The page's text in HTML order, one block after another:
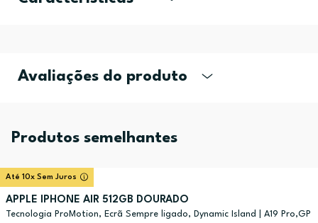
Avaliações do produto
Produtos semelhantes
Até 10x Sem Juros
APPLE IPHONE AIR 512GB DOURADO
Tecnologia ProMotion, Ecrã Sempre ligado, Dynamic Island | A19 Pro,GP